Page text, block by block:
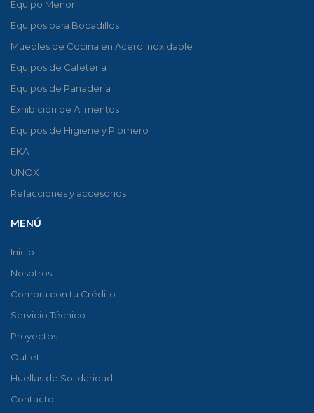
Equipo Menor
Equipos para Bocadillos
Muebles de Cocina en Acero Inoxidable
Equipos de Cafetería
Equipos de Panadería
Exhibición de Alimentos
Equipos de Higiene y Plomero
EKA
UNOX
Refacciones y accesorios
MENÚ
Inicio
Nosotros
Compra con tu Crédito
Servicio Técnico
Proyectos
Outlet
Huellas de Solidaridad
Contacto